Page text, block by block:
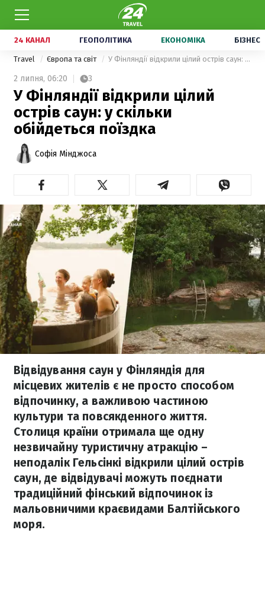
24 КАНАЛ ГЕОПОЛІТИКА ЕКОНОМІКА БІЗНЕС
Travel Європа та світ У Фінляндії відкрили цілий острів саун: у скільки обійдеться поїздка
2 липня, 06:20 3
У Фінляндії відкрили цілий
острів саун: у скільки
обійдеться поїздка
Софія Мінджоса
Відвідування саун у Фінляндія для
місцевих жителів є не просто способом
відпочинку, а важливою частиною
культури та повсякденного життя.
Столиця країни отримала ще одну
незвичайну туристичну атракцію –
неподалік Гельсінкі відкрили цілий острів
саун, де відвідувачі можуть поєднати
традиційний фінський відпочинок із
мальовничими краєвидами Балтійського
моря.